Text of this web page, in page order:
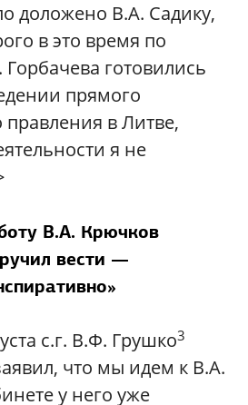
доложено В.А. Садику,
в это время по
готовились
прямого
правления в Литве,
я не
В.А. Крючков
вести —
с.г. В.Ф. Грушко3
что мы идем к В.А.
у него уже